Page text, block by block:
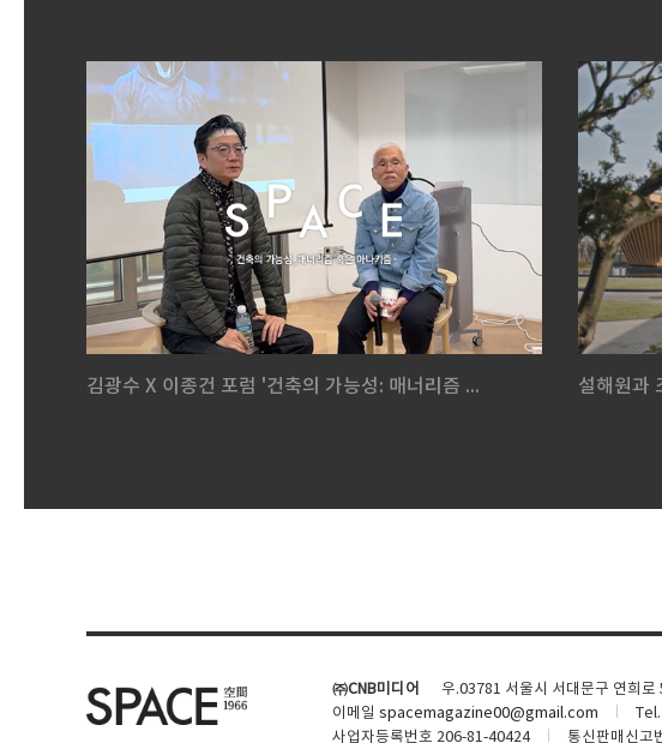
김광수 X 이종건 포럼 '건축의 가능성: 매너리즘 ... 설해원과
㈜CNB미디어
우.03781 서울시 서대문구 연희로
이메일 spacemagazine00@gmail.com
사업자등록번호 206-81-40424
통신판매신고